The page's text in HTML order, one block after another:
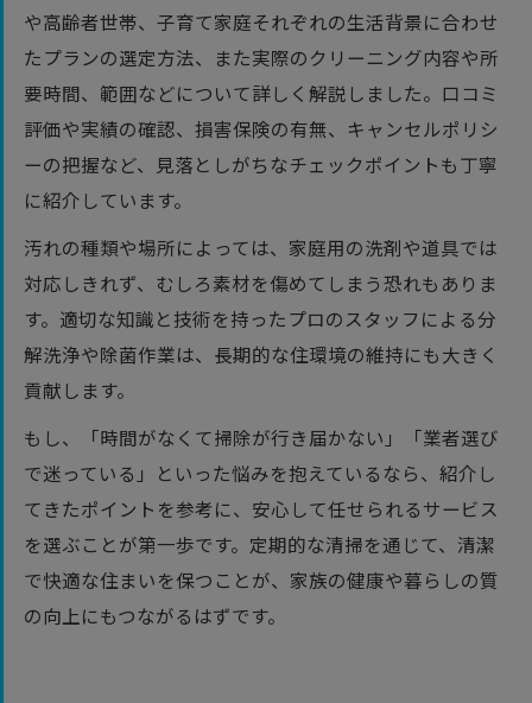
や高齢者世帯、子育て家庭それぞれの生活背景に合わせ
たプランの選定方法、また実際のクリーニング内容や所
要時間、範囲などについて詳しく解説しました。口コミ
評価や実績の確認、損害保険の有無、キャンセルポリシ
ーの把握など、見落としがちなチェックポイントも丁寧
に紹介しています。
汚れの種類や場所によっては、家庭用の洗剤や道具では
対応しきれず、むしろ素材を傷めてしまう恐れもありま
す。適切な知識と技術を持ったプロのスタッフによる分
解洗浄や除菌作業は、長期的な住環境の維持にも大きく
貢献します。
もし、「時間がなくて掃除が行き届かない」「業者選び
で迷っている」といった悩みを抱えているなら、紹介し
てきたポイントを参考に、安心して任せられるサービス
を選ぶことが第一歩です。定期的な清掃を通じて、清潔
で快適な住まいを保つことが、家族の健康や暮らしの質
の向上にもつながるはずです。